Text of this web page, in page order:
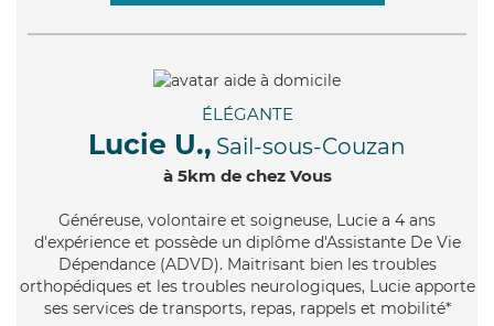
ÉLÉGANTE
Lucie U., Sail-sous-Couzan
à 5km de chez Vous
Généreuse, volontaire et soigneuse, Lucie a 4 ans
d'expérience et possède un diplôme d'Assistante De Vie
Dépendance (ADVD). Maitrisant bien les troubles
orthopédiques et les troubles neurologiques, Lucie apporte
ses services de transports, repas, rappels et mobilité*